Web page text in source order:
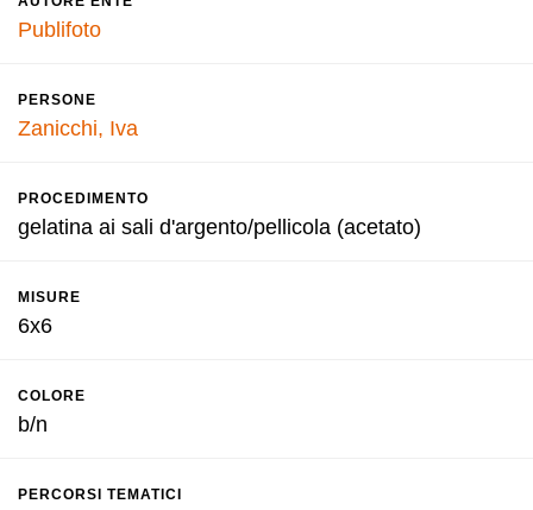
Publifoto
PERSONE
Zanicchi, Iva
PROCEDIMENTO
gelatina ai sali d'argento/pellicola (acetato)
MISURE
6x6
COLORE
b/n
PERCORSI TEMATICI